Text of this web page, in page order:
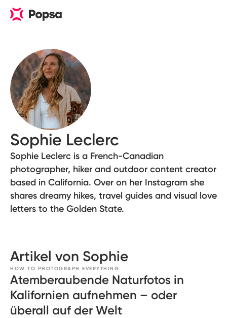
Sophie Leclerc
Sophie Leclerc is a French-Canadian
photographer, hiker and outdoor content creator
based in California. Over on her Instagram she
shares dreamy hikes, travel guides and visual love
letters to the Golden State.
Artikel von Sophie
HOW TO PHOTOGRAPH EVERYTHING
Atemberaubende Naturfotos in
Kalifornien aufnehmen – oder
überall auf der Welt